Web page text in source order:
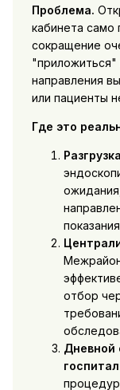
Проблема.
кабинета само
сокращение
"приложиться"
направления
или пациенты
Где это
отбор
Дневной